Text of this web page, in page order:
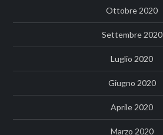
Ottobre 2020
Settembre 2020
Luglio 2020
Giugno 2020
Aprile 2020
Marzo 2020